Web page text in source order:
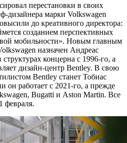
перестановки в своих
дизайнера марки Volkswagen
до креативного директора:
созданием перспективных
мобильности». Новым главным
назначен Андреас
концерна с 1996-го, а
дизайн-центр Bentley. В свою
Bentley станет Тобиас
он работает с 2021-го, а прежде
Bugatti и Aston Martin. Все
февраля.